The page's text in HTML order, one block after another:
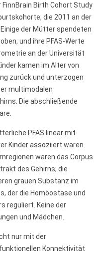
FinnBrain Birth Cohort Study
die 2011 an der
der Mütter spendeten
und ihre PFAS-Werte
an der Universität
kamen im Alter von
zurück und unterzogen
multimodalen
Die abschließende
PFAS linear mit
Kinder assoziiert waren.
waren das Corpus
des Gehirns; die
grauen Substanz im
der die Homöostase und
reguliert. Keine der
und Mädchen.
nur mit der
Konnektivität